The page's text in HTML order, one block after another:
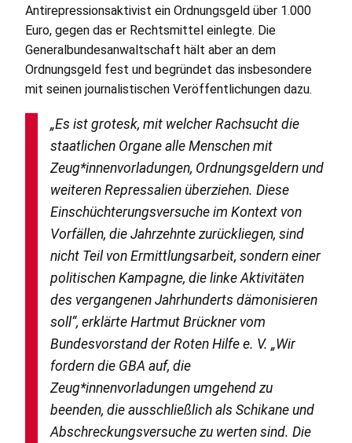
Antirepressionsaktivist ein Ordnungsgeld über 1.000
Euro, gegen das er Rechtsmittel einlegte. Die
Generalbundesanwaltschaft hält aber an dem
Ordnungsgeld fest und begründet das insbesondere
mit seinen journalistischen Veröffentlichungen dazu.
„Es ist grotesk, mit welcher Rachsucht die
staatlichen Organe alle Menschen mit
Zeug*innenvorladungen, Ordnungsgeldern und
weiteren Repressalien überziehen. Diese
Einschüchterungsversuche im Kontext von
Vorfällen, die Jahrzehnte zurückliegen, sind
nicht Teil von Ermittlungsarbeit, sondern einer
politischen Kampagne, die linke Aktivitäten
des vergangenen Jahrhunderts dämonisieren
soll“, erklärte Hartmut Brückner vom
Bundesvorstand der Roten Hilfe e. V. „Wir
fordern die GBA auf, die
Zeug*innenvorladungen umgehend zu
beenden, die ausschließlich als Schikane und
Abschreckungsversuche zu werten sind. Die